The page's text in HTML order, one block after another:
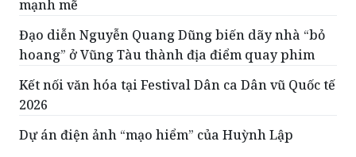
tình yêu của các bạn trẻ
Chuyển hóa văn hóa thành nguồn lực nội sinh
mạnh mẽ
Đạo diễn Nguyễn Quang Dũng biến dãy nhà “bỏ
hoang” ở Vũng Tàu thành địa điểm quay phim
Kết nối văn hóa tại Festival Dân ca Dân vũ Quốc tế